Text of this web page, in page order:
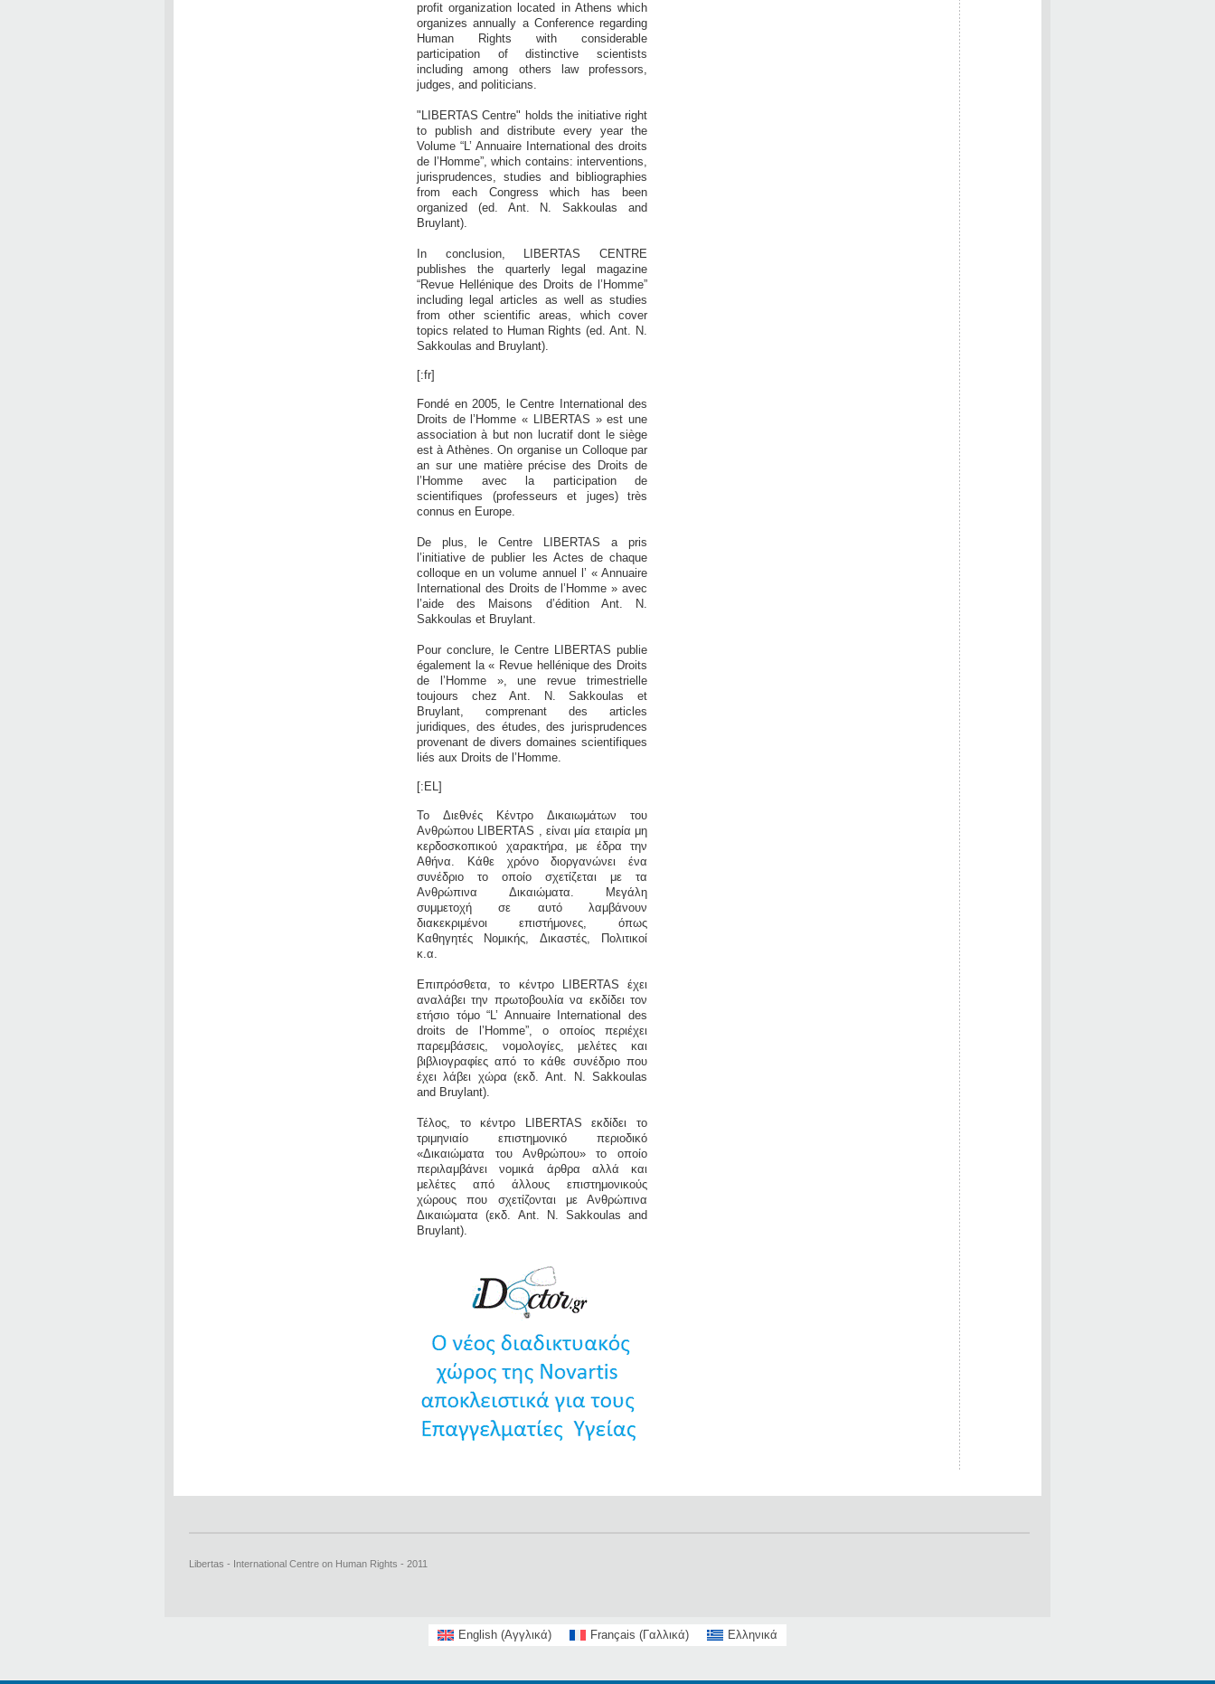
profit organization located in Athens which
organizes annually a Conference regarding
Human Rights with considerable
participation of distinctive scientists
including among others law professors,
judges, and politicians.
"LIBERTAS Centre" holds the initiative right
to publish and distribute every year the
Volume “L’ Annuaire International des droits
de l’Homme”, which contains: interventions,
jurisprudences, studies and bibliographies
from each Congress which has been
organized (ed. Ant. N. Sakkoulas and
Bruylant).
In conclusion, LIBERTAS CENTRE
publishes the quarterly legal magazine
“Revue Hellénique des Droits de l’Homme”
including legal articles as well as studies
from other scientific areas, which cover
topics related to Human Rights (ed. Ant. N.
Sakkoulas and Bruylant).
[:fr]
Fondé en 2005, le Centre International des
Droits de l’Homme « LIBERTAS » est une
association à but non lucratif dont le siège
est à Athènes. On organise un Colloque par
an sur une matière précise des Droits de
l’Homme avec la participation de
scientifiques (professeurs et juges) très
connus en Europe.
De plus, le Centre LIBERTAS a pris
l’initiative de publier les Actes de chaque
colloque en un volume annuel l’ « Annuaire
International des Droits de l’Homme » avec
l’aide des Maisons d’édition Ant. N.
Sakkoulas et Bruylant.
Pour conclure, le Centre LIBERTAS publie
également la « Revue hellénique des Droits
de l’Homme », une revue trimestrielle
toujours chez Ant. N. Sakkoulas et
Bruylant, comprenant des articles
juridiques, des études, des jurisprudences
provenant de divers domaines scientifiques
liés aux Droits de l’Homme.
[:EL]
Το Διεθνές Κέντρο Δικαιωμάτων του
Ανθρώπου LIBERTAS , είναι μία εταιρία μη
κερδοσκοπικού χαρακτήρα, με έδρα την
Αθήνα. Κάθε χρόνο διοργανώνει ένα
συνέδριο το οποίο σχετίζεται με τα
Ανθρώπινα Δικαιώματα. Μεγάλη
συμμετοχή σε αυτό λαμβάνουν
διακεκριμένοι επιστήμονες, όπως
Καθηγητές Νομικής, Δικαστές, Πολιτικοί
κ.α.
Επιπρόσθετα, το κέντρο LIBERTAS έχει
αναλάβει την πρωτοβουλία να εκδίδει τον
ετήσιο τόμο “L’ Annuaire International des
droits de l’Homme”, ο οποίος περιέχει
παρεμβάσεις, νομολογίες, μελέτες και
βιβλιογραφίες από το κάθε συνέδριο που
έχει λάβει χώρα (εκδ. Ant. N. Sakkoulas
and Bruylant).
Τέλος, το κέντρο LIBERTAS εκδίδει το
τριμηνιαίο επιστημονικό περιοδικό
«Δικαιώματα του Ανθρώπου» το οποίο
περιλαμβάνει νομικά άρθρα αλλά και
μελέτες από άλλους επιστημονικούς
χώρους που σχετίζονται με Ανθρώπινα
Δικαιώματα (εκδ. Ant. N. Sakkoulas and
Bruylant).
Libertas - International Centre on Human Rights - 2011
English(Αγγλικά) Français (Γαλλικά) Ελληνικά